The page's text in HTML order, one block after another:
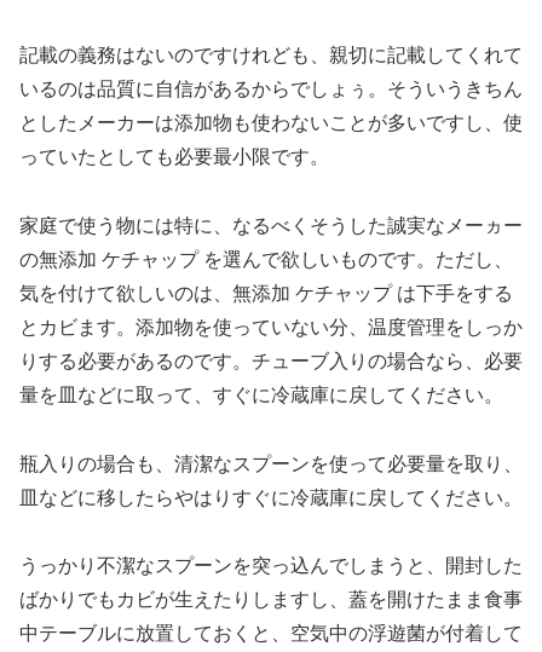
記載の義務はないのですけれども、親切に記載してくれて
いるのは品質に自信があるからでしょぅ。そういうきちん
としたメーカーは添加物も使わないことが多いですし、使
っていたとしても必要最小限です。
家庭で使う物には特に、なるべくそうした誠実なメーヵー
の無添加 ケチャップ を選んで欲しいものです。ただし、
気を付けて欲しいのは、無添加 ケチャップ は下手をする
とカビます。添加物を使っていない分、温度管理をしっか
りする必要があるのです。チューブ入りの場合なら、必要
量を皿などに取って、すぐに冷蔵庫に戻してください。
瓶入りの場合も、清潔なスプーンを使って必要量を取り、
皿などに移したらやはりすぐに冷蔵庫に戻してください。
うっかり不潔なスプーンを突っ込んでしまうと、開封した
ばかりでもカビが生えたりしますし、蓋を開けたまま食事
中テーブルに放置しておくと、空気中の浮遊菌が付着して